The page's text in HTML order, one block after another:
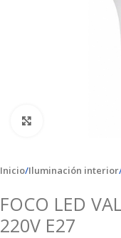
Inicio Iluminación interior
FOCO LED
220V E27